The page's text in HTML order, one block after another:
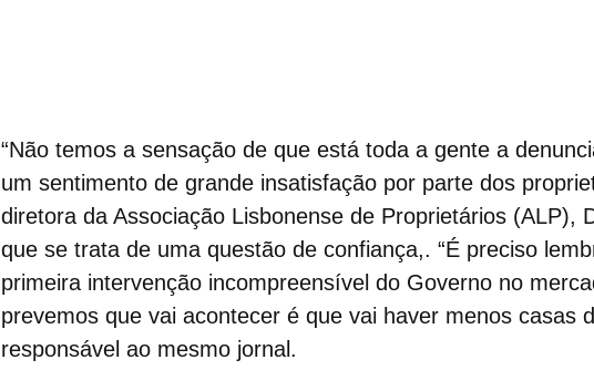
“Não temos a sensação de que está toda a gente a
um sentimento de grande insatisfação por parte dos
diretora da Associação Lisbonense de Proprietários (ALP),
que se trata de uma questão de confiança,. “É preciso
primeira intervenção incompreensível do Governo no
prevemos que vai acontecer é que vai haver menos casas
responsável ao mesmo jornal.